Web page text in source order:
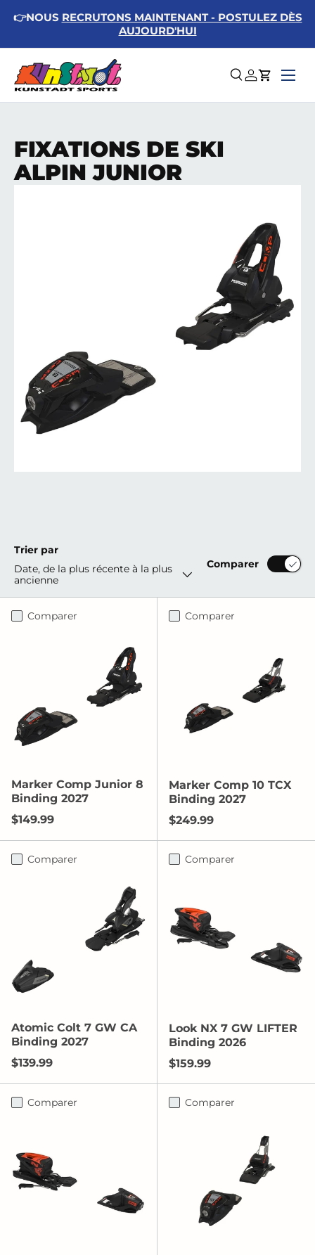
Aller au contenu
👉NOUS RECRUTONS MAINTENANT - POSTULEZ DÈS
AUJOURD'HUI
Recherche
SePanier
Menu
FIXATIONS DE SKI
ALPIN JUNIOR
Trier par
Date, de la plus récente à la plus
ancienne
Comparer
Comparer
Marker Comp Junior 8
Binding 2027
Prix habituel
$149.99
Comparer
Marker Comp 10 TCX
Binding 2027
Prix habituel
$249.99
Comparer
Atomic Colt 7 GW CA
Binding 2027
Prix habituel
$139.99
Comparer
Look NX 7 GW LIFTER
Binding 2026
Prix habituel
$159.99
Comparer Comparer